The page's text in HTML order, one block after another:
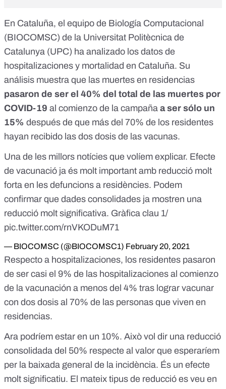
En Cataluña, el equipo de Biología Computacional
(BIOCOMSC) de la Universitat Politècnica de
Catalunya (UPC) ha analizado los datos de
hospitalizaciones y mortalidad en Cataluña. Su
análisis muestra que las muertes en residencias
pasaron de ser el 40% del total de las muertes por
COVID-19 al comienzo de la campaña a ser sólo un
15% después de que más del 70% de los residentes
hayan recibido las dos dosis de las vacunas.
Una de les millors notícies que volíem explicar. Efecte
de vacunació ja és molt important amb reducció molt
forta en les defuncions a residències. Podem
confirmar que dades consolidades ja mostren una
reducció molt significativa. Gràfica clau 1/
pic.twitter.com/rnVKODuM71
— BIOCOMSC (@BIOCOMSC1) February 20, 2021
Respecto a hospitalizaciones, los residentes pasaron
de ser casi el 9% de las hospitalizaciones al comienzo
de la vacunación a menos del 4% tras lograr vacunar
con dos dosis al 70% de las personas que viven en
residencias.
Ara podríem estar en un 10%. Això vol dir una reducció
consolidada del 50% respecte al valor que esperaríem
per la baixada general de la incidència. És un efecte
molt significatiu. El mateix tipus de reducció es veu en